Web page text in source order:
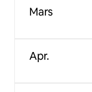
Mars
Apr.